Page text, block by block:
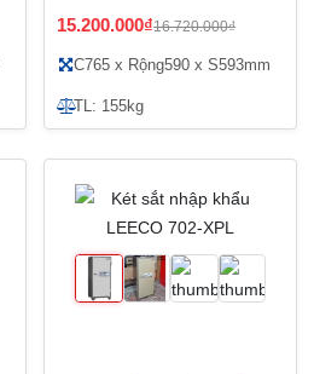
15.200.000₫16.720.000₫
C765 x Rộng590 x S593mm
TL: 155kg